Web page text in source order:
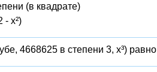
(в квадрате)
- x²)
4668625 в степени 3, x³) равно